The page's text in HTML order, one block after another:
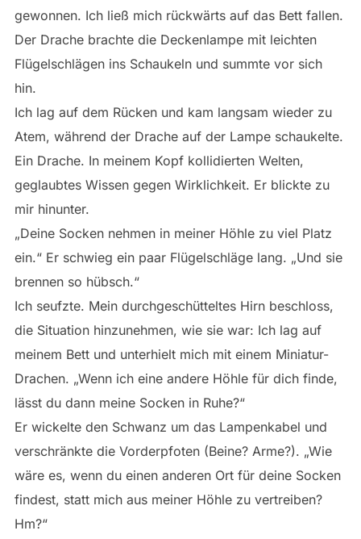
gewonnen. Ich ließ mich rückwärts auf das Bett fallen.
Der Drache brachte die Deckenlampe mit leichten
Flügelschlägen ins Schaukeln und summte vor sich
hin.
Ich lag auf dem Rücken und kam langsam wieder zu
Atem, während der Drache auf der Lampe schaukelte.
Ein Drache. In meinem Kopf kollidierten Welten,
geglaubtes Wissen gegen Wirklichkeit. Er blickte zu
mir hinunter.
„Deine Socken nehmen in meiner Höhle zu viel Platz
ein.“ Er schwieg ein paar Flügelschläge lang. „Und sie
brennen so hübsch.“
Ich seufzte. Mein durchgeschütteltes Hirn beschloss,
die Situation hinzunehmen, wie sie war: Ich lag auf
meinem Bett und unterhielt mich mit einem Miniatur-
Drachen. „Wenn ich eine andere Höhle für dich finde,
lässt du dann meine Socken in Ruhe?“
Er wickelte den Schwanz um das Lampenkabel und
verschränkte die Vorderpfoten (Beine? Arme?). „Wie
wäre es, wenn du einen anderen Ort für deine Socken
findest, statt mich aus meiner Höhle zu vertreiben?
Hm?“